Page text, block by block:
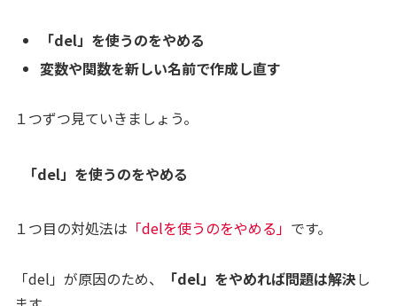
「del」を使うのをやめる
変数や関数を新しい名前で作成し直す
１つずつ見ていきましょう。
「del」を使うのをやめる
１つ目の対処法は 「delを使うのをやめる」 です。
「del」が原因のため、 「del」をやめれば問題は解決し